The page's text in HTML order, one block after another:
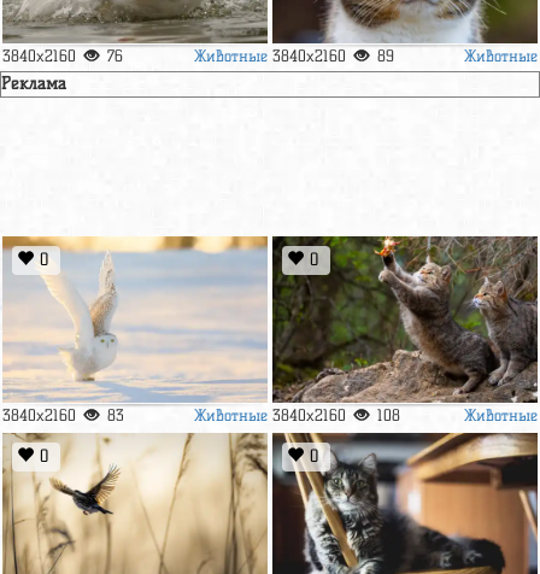
3840x2160 76 Животные 3840x2160 89 Животные
Реклама
0
3840x2160 83 Животные
0
3840x2160 108 Животные
0 0